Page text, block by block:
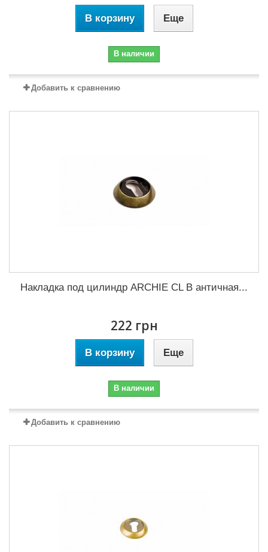
В корзину Еще
В наличии
Добавить к сравнению
Накладка под цилиндр ARCHIE CL B античная...
222 грн
В корзину Еще
В наличии
Добавить к сравнению